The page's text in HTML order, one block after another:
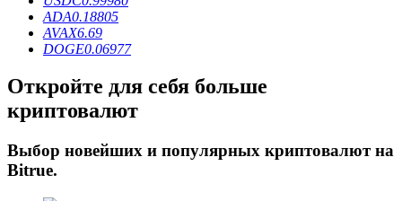
Авто Инвест
ADA0.18805
AVAX6.69
DOGE0.06977
Откройте для себя больше
криптовалют
Выбор новейших и популярных криптовалют на
Bitrue.